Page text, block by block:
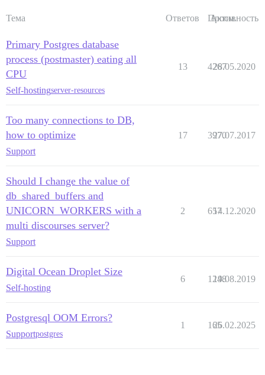
Тема Ответов Просм.
Активность
Primary Postgres database
process (postmaster) eating all
CPU
Self-hostingserver-resources
13 4267
28.05.2020
Too many connections to DB,
how to optimize
Support
17 3970
27.07.2017
Should I change the value of
db_shared_buffers and
UNICORN_WORKERS with a
multi discourses server?
Support
2 657
14.12.2020
Digital Ocean Droplet Size
Self-hosting
6 1248
19.08.2019
Postgresql OOM Errors?
Supportpostgres
1 165
26.02.2025